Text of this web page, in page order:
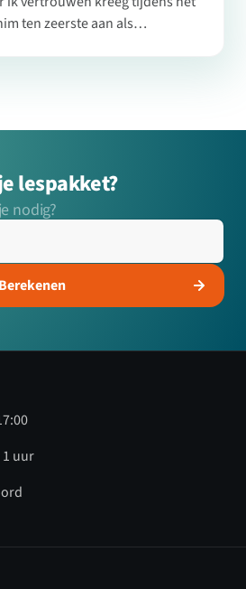
ten zeerste aan als
lespakket?
nodig?
Berekenen
uur